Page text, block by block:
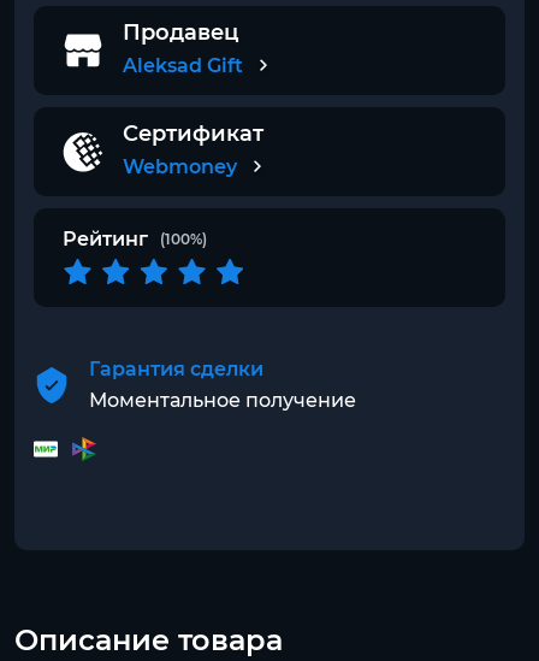
Продавец
Aleksad Gift
Сертификат
Webmoney
Рейтинг (100%)
Гарантия сделки
Моментальное получение
Описание товара